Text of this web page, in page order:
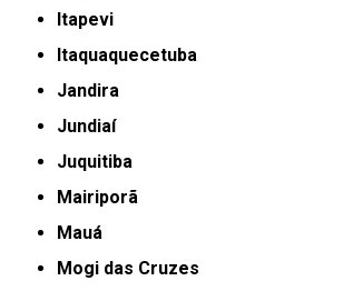
Itapevi
Itaquaquecetuba
Jandira
Jundiaí
Juquitiba
Mairiporã
Mauá
Mogi das Cruzes